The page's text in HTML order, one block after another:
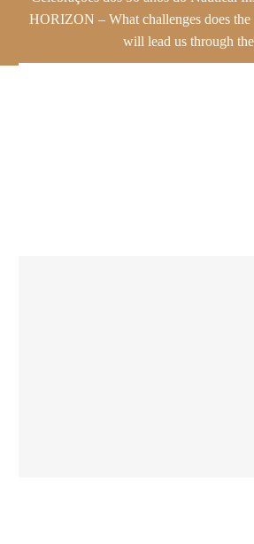
HORIZON – What challenges does
will lead us through